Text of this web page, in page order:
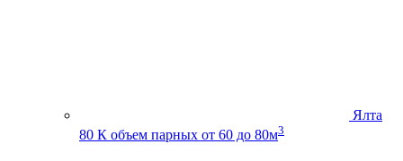
Ялта
80 К объем парных от 60 до 80м3